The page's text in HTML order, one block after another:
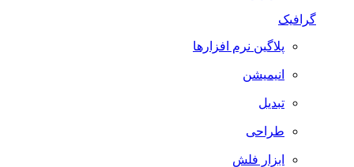
گرافیک
پلاگین نرم افزارها
انیمیشن
تبدیل
طراحی
ابزار فلش